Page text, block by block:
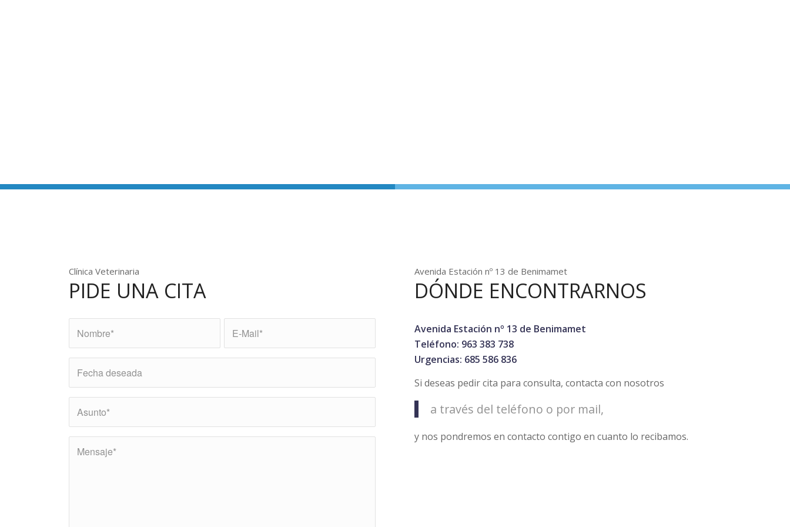
Clínica Veterinaria
PIDE UNA CITA
Avenida Estación nº 13 de Benimamet
DÓNDE ENCONTRARNOS
Avenida Estación nº 13 de Benimamet
Teléfono: 963 383 738
Urgencias: 685 586 836
Si deseas pedir cita para consulta, contacta con nosotros
a través del teléfono o por mail,
y nos pondremos en contacto contigo en cuanto lo recibamos.